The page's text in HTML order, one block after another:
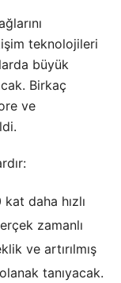
teknolojileri
büyük
Birkaç
ve
kat daha hızlı
zamanlı
ve artırılmış
tanıyacak.